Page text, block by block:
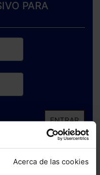
Acerca de las cookies
PARA
ENTRAR